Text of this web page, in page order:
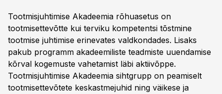
Tootmisjuhtimise Akadeemia rõhuasetus on
tootmisettevõtte kui terviku kompetentsi tõstmine
tootmise juhtimise erinevates valdkondades. Lisaks
pakub programm akadeemiliste teadmiste uuendamise
kõrval kogemuste vahetamist läbi aktiivõppe.
Tootmisjuhtimise Akadeemia sihtgrupp on peamiselt
tootmisettevõtete keskastmejuhid ning väikese ja